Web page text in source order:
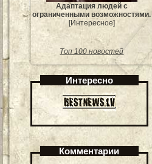
Адаптация людей с
ограниченными возможностями.
[Интересное]
Топ 100 новостей
Интересно
Комментарии